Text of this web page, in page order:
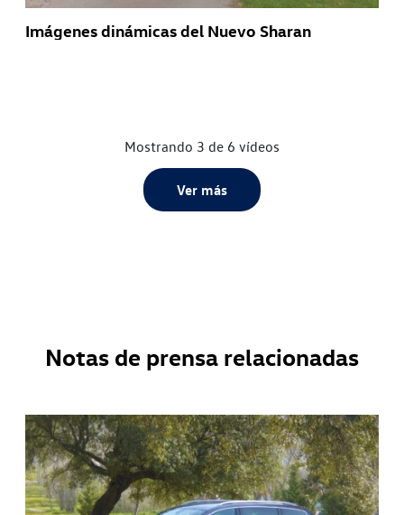
Imágenes dinámicas del Nuevo Sharan
Mostrando 3 de 6 vídeos
Ver más
Notas de prensa relacionadas